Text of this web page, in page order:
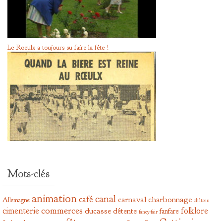
Le Roeulx a toujours su faire la fête !
Mots-clés
Allemagne animationcafécanalcarnavalcharbonnage château
cimenteriecommerces ducassedétente fancy-fair fanfare folklore